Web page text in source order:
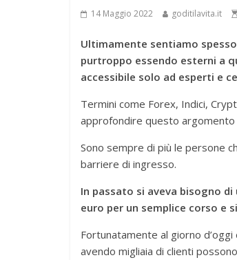
14 Maggio 2022 goditilavita.it
Ultimamente sentiamo
purtroppo essendo esterni a
accessibile solo ad esperti e
Termini come Forex, Indici,
approfondire questo argomento
Sono sempre di più le persone
barriere di ingresso.
In passato si aveva bisogno
euro per un semplice corso e
Fortunatamente al giorno
avendo migliaia di clienti